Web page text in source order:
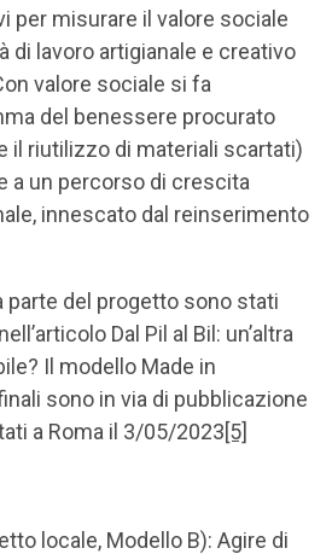
per misurare il valore sociale
di lavoro artigianale e creativo
valore sociale si fa
del benessere procurato
il riutilizzo di materiali scartati)
a un percorso di crescita
innescato dal reinserimento
parte del progetto sono stati
Dal Pil al Bil: un’altra
Il modello Made in
sono in via di pubblicazione
a Roma il 3/05/2023[5]
locale, Modello B): Agire di